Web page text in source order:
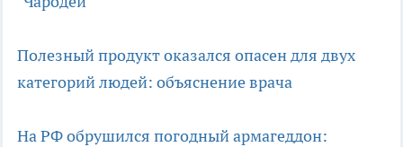
Полезный продукт оказался опасен для двух
категорий людей: объяснение врача
На РФ обрушился погодный армагеддон: